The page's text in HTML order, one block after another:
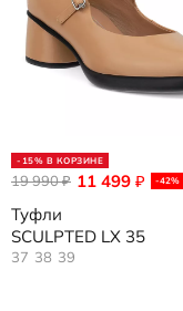
-15% В КОРЗИНЕ
11 499 ₽ -42%
19 990₽
Туфли
SCULPTED LX 35
37 38 39